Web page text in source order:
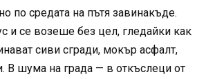
по средата на пътя завинакъде.
и се возеше без цел, гледайки как
сиви сгради, мокър асфалт,
В шума на града — в откъслеци от